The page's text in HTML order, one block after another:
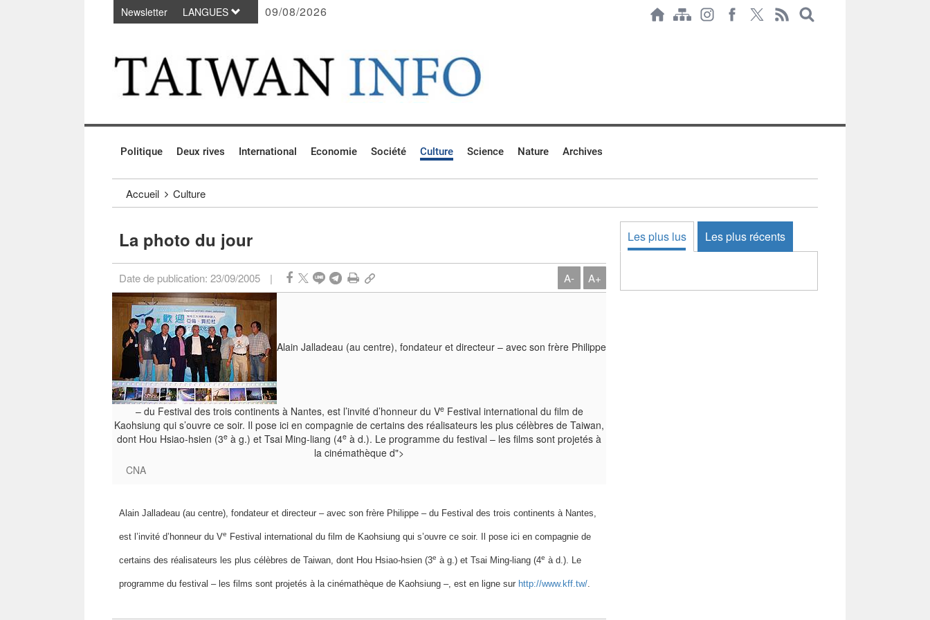
Passer au contenu principal
Newsletter LANGUES 09/08/2026
Politique Deux rives International Economie Société Culture Science Nature Archives
Accueil Culture
La photo du jour
Date de publication: 23/09/2005 | A- A+
Alain Jalladeau (au centre), fondateur et directeur – avec son frère Philippe
– du Festival des trois continents à Nantes, est l’invité d’honneur du VeFestival international du film de
Kaohsiung qui s’ouvre ce soir. Il pose ici en compagnie de certains des réalisateurs les plus célèbres de Taiwan,
dont Hou Hsiao-hsien (3e à g.) et Tsai Ming-liang (4e à d.). Le programme du festival – les films sont projetés à
la cinémathèque d">
CNA
Alain Jalladeau (au centre), fondateur et directeur – avec son frère Philippe – du Festival des trois continents à Nantes,
est l’invité d’honneur du Ve Festival international du film de Kaohsiung qui s’ouvre ce soir. Il pose ici en compagnie de
certains des réalisateurs les plus célèbres de Taiwan, dont Hou Hsiao-hsien (3e à g.) et Tsai Ming-liang (4e à d.). Le
programme du festival – les films sont projetés à la cinémathèque de Kaohsiung –, est en ligne sur http://www.kff.tw/.
Les plus lus Les plus récents